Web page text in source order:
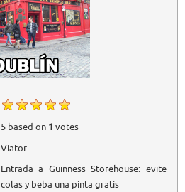
5based on 1 votes
Viator
Entrada a Guinness Storehouse: evite
colas y beba una pinta gratis